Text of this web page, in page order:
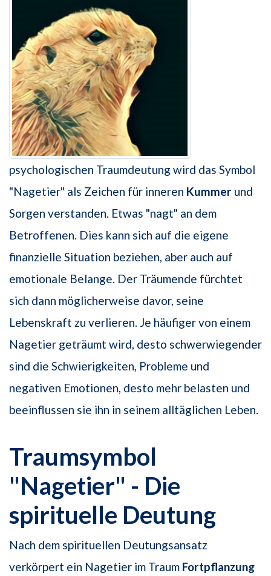
psychologischen Traumdeutung wird das Symbol
"Nagetier" als Zeichen für inneren Kummer und
Sorgen verstanden. Etwas "nagt" an dem
Betroffenen. Dies kann sich auf die eigene
finanzielle Situation beziehen, aber auch auf
emotionale Belange. Der Träumende fürchtet
sich dann möglicherweise davor, seine
Lebenskraft zu verlieren. Je häufiger von einem
Nagetier geträumt wird, desto schwerwiegender
sind die Schwierigkeiten, Probleme und
negativen Emotionen, desto mehr belasten und
beeinflussen sie ihn in seinem alltäglichen Leben.
Traumsymbol
"Nagetier" - Die
spirituelle Deutung
Nach dem spirituellen Deutungsansatz
verkörpert ein Nagetier im Traum Fortpflanzung